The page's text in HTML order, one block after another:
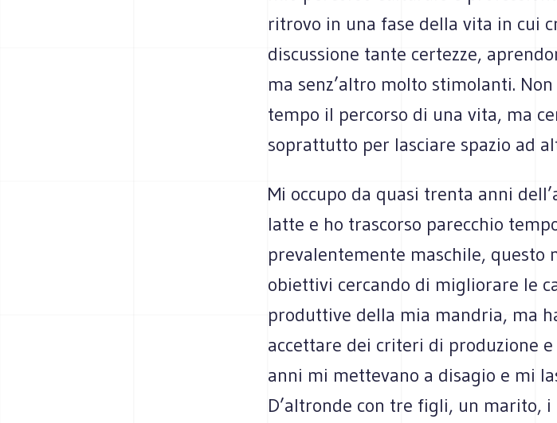
ritrovo in una fase della vita in cui
discussione tante certezze,
ma senz’altro molto stimolanti.
tempo il percorso di una vita, ma
soprattutto per lasciare spazio ad
Mi occupo da quasi trenta anni
latte e ho trascorso parecchio
prevalentemente maschile, questo
obiettivi cercando di migliorare le
produttive della mia mandria, ma
accettare dei criteri di produzione
anni mi mettevano a disagio e mi
D’altronde con tre figli, un marito,